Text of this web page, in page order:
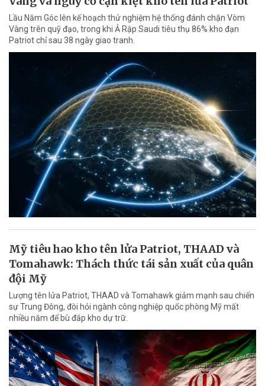
Lầu Năm Góc lên kế hoạch thử nghiệm hệ thống đánh chặn Vòm
Vàng trên quỹ đạo, trong khi Ả Rập Saudi tiêu thụ 86% kho đạn
Patriot chỉ sau 38 ngày giao tranh.
Mỹ tiêu hao kho tên lửa Patriot, THAAD và
Tomahawk: Thách thức tái sản xuất của quân
đội Mỹ
Lượng tên lửa Patriot, THAAD và Tomahawk giảm mạnh sau chiến
sự Trung Đông, đòi hỏi ngành công nghiệp quốc phòng Mỹ mất
nhiều năm để bù đắp kho dự trữ.